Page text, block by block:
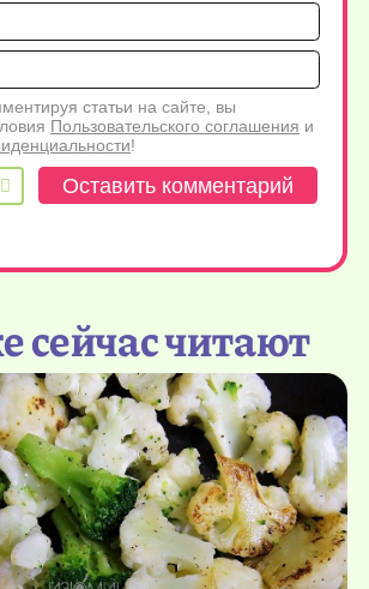
Имя*
статьи на сайте, вы
Пользовательского соглашения и
!
сейчас читают